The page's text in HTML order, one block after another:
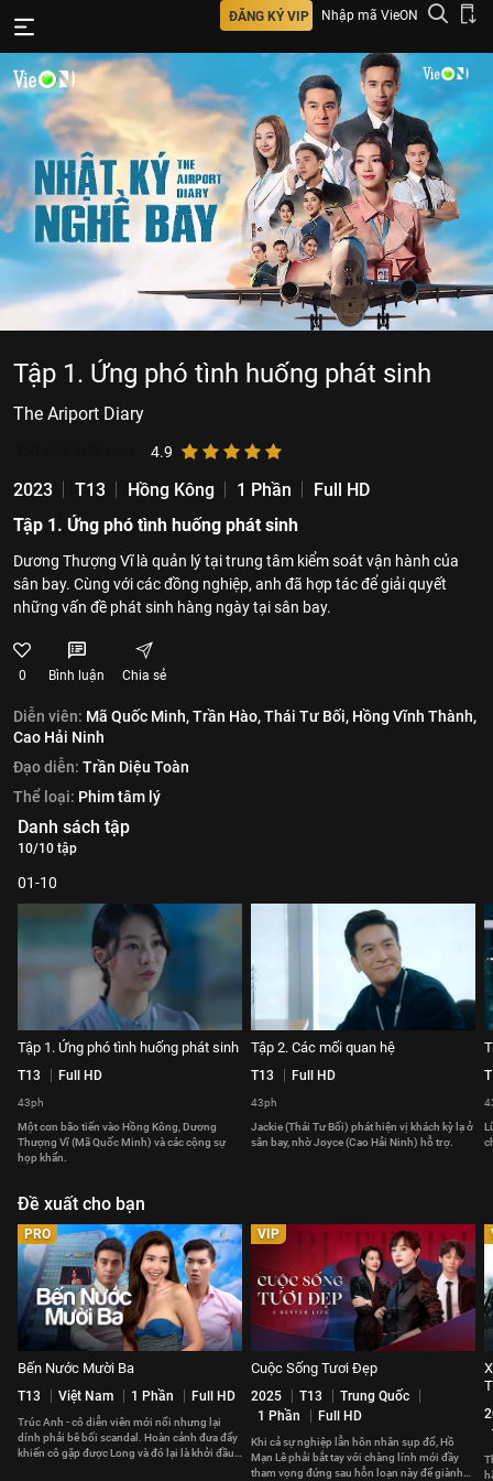
ĐĂNG KÝ VIP Nhập mã VieON
Tập 1. Ứng phó tình huống phát sinh
The Ariport Diary
4.9
2023 T13 Hồng Kông 1 Phần
Full HD
Tập 1. Ứng phó tình huống phát sinh
Dương Thượng Vĩ là quản lý tại trung tâm kiểm soát vận hành của
sân bay. Cùng với các đồng nghiệp, anh đã hợp tác để giải quyết
những vấn đề phát sinh hàng ngày tại sân bay.
0 Bình luận Chia sẻ
Diễn viên: Mã Quốc Minh,Trần Hào,Thái Tư Bối, Hồng Vĩnh Thành,
Cao Hải Ninh
Đạo diễn: Trần Diệu Toàn
Thể loại: Phim tâm lý
Danh sách tập
10/10 tập
01-10
Tập 1. Ứng phó tình huống phát sinh
T13 Full HD
43ph
Một cơn bão tiến vào Hồng Kông, Dương
Thượng Vĩ (Mã Quốc Minh) và các cộng sự
họp khẩn.
Tập 2. Các mối quan hệ
T13 Full HD
43ph
Jackie (Thái Tư Bối) phát hiện vị khách kỳ lạ ở
sân bay, nhờ Joyce (Cao Hải Ninh) hỗ trợ.
Đề xuất cho bạn
PRO
Bến Nước Mười Ba
T13 Việt Nam 1 Phần Full HD
Trúc Anh - cô diễn viên mới nổi nhưng lại
dính phải bê bối scandal. Hoàn cảnh đưa đẩy
khiến cô gặp được Long và đó lại là khởi đầu
VIP
Cuộc Sống Tươi Đẹp
2025 T13
Trung Quốc
1 Phần
Full HD
Khi cả sự nghiệp lẫn hôn nhân sụp đổ, Hồ
Mạn Lê phải bắt tay với chàng lính mới đầy
tham vọng đứng sau hỗn loạn này để giành